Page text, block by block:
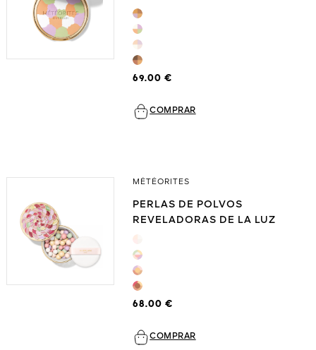
95 % DE INGREDIENTES DE
ORIGEN NATURAL
69.00 €
COMPRAR
Pause
MÉTÉORITES
PERLAS DE POLVOS
REVELADORAS DE LA LUZ
68.00 €
COMPRAR